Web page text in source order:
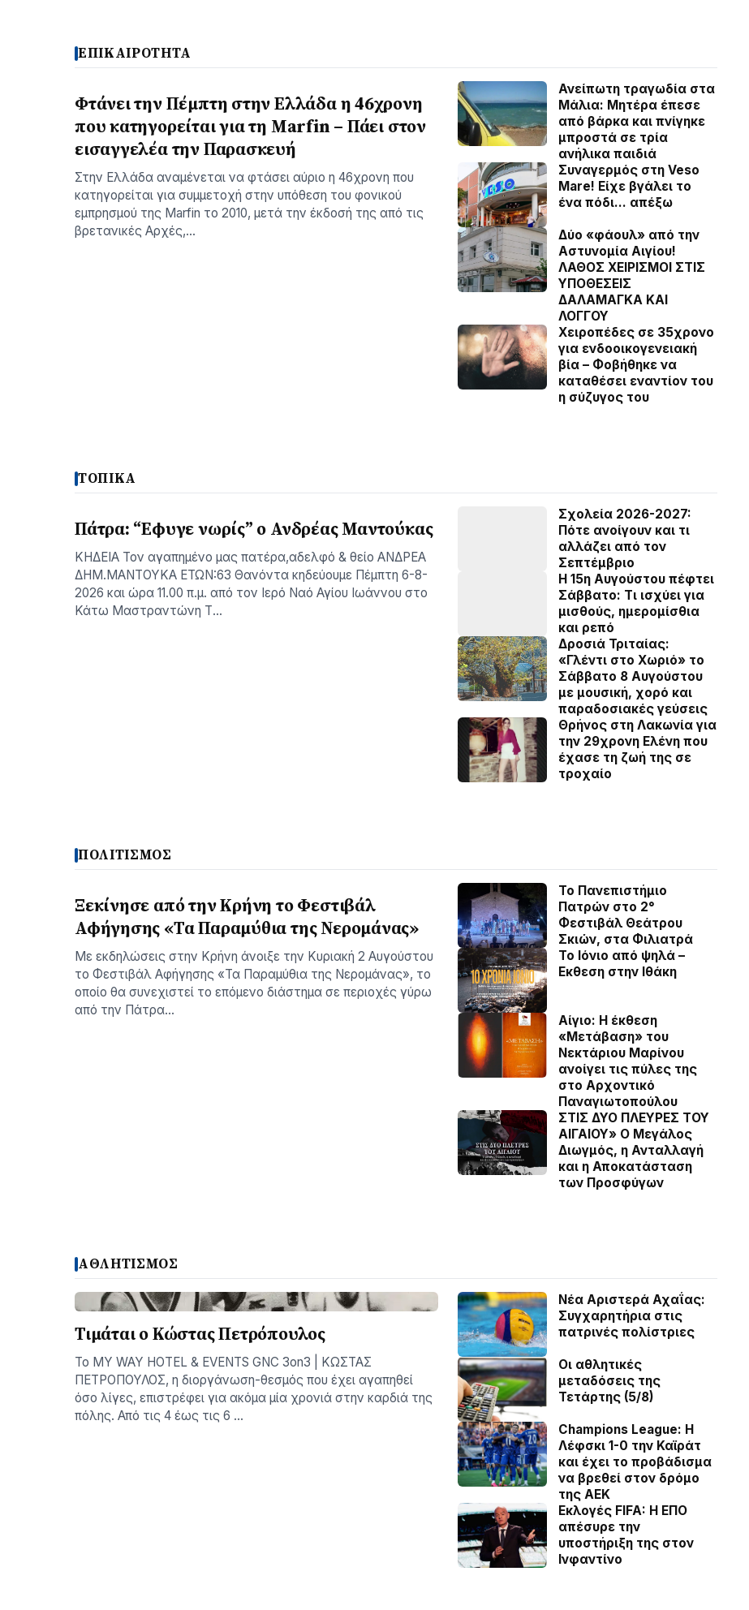
ΕΠΙΚΑΙΡΟΤΗΤΑ
Φτάνει την Πέμπτη στην Ελλάδα η 46χρονη
που κατηγορείται για τη Marfin – Πάει στον
εισαγγελέα την Παρασκευή
Στην Ελλάδα αναμένεται να φτάσει αύριο η 46χρονη που
κατηγορείται για συμμετοχή στην υπόθεση του φονικού
εμπρησμού της Marfin το 2010, μετά την έκδοσή της από τις
βρετανικές Αρχές,…
Ανείπωτη τραγωδία στα
Μάλια: Μητέρα έπεσε
από βάρκα και πνίγηκε
μπροστά σε τρία
ανήλικα παιδιά
Συναγερμός στη Veso
Mare! Είχε βγάλει το
ένα πόδι… απέξω
Δύο «φάουλ» από την
Αστυνομία Αιγίου!
ΛΑΘΟΣ ΧΕΙΡΙΣΜΟΙ ΣΤΙΣ
ΥΠΟΘΕΣΕΙΣ
ΔΑΛΑΜΑΓΚΑ ΚΑΙ
ΛΟΓΓΟΥ
Χειροπέδες σε 35χρονο
για ενδοοικογενειακή
βία – Φοβήθηκε να
καταθέσει εναντίον του
η σύζυγος του
ΤΟΠΙΚΑ
Πάτρα: “Εφυγε νωρίς” ο Ανδρέας Μαντούκας
ΚΗΔΕΙΑ Τον αγαπημένο μας πατέρα,αδελφό & θείο ΑΝΔΡΕΑ
ΔΗΜ.ΜΑΝΤΟΥΚΑ ΕΤΩΝ:63 Θανόντα κηδεύουμε Πέμπτη 6-8-
2026 και ώρα 11.00 π.μ. από τον Ιερό Ναό Αγίου Ιωάννου στο
Κάτω Μαστραντώνη Τ…
Σχολεία 2026-2027:
Πότε ανοίγουν και τι
αλλάζει από τον
Σεπτέμβριο
Η 15η Αυγούστου πέφτει
Σάββατο: Τι ισχύει για
μισθούς, ημερομίσθια
και ρεπό
Δροσιά Τριταίας:
«Γλέντι στο Χωριό» το
Σάββατο 8 Αυγούστου
με μουσική, χορό και
παραδοσιακές γεύσεις
Θρήνος στη Λακωνία για
την 29χρονη Ελένη που
έχασε τη ζωή της σε
τροχαίο
ΠΟΛΙΤΙΣΜΟΣ
Ξεκίνησε από την Κρήνη το Φεστιβάλ
Αφήγησης «Τα Παραμύθια της Νερομάνας»
Με εκδηλώσεις στην Κρήνη άνοιξε την Κυριακή 2 Αυγούστου
το Φεστιβάλ Αφήγησης «Τα Παραμύθια της Νερομάνας», το
οποίο θα συνεχιστεί το επόμενο διάστημα σε περιοχές γύρω
από την Πάτρα…
Το Πανεπιστήμιο
Πατρών στο 2°
Φεστιβάλ Θεάτρου
Σκιών, στα Φιλιατρά
Το Ιόνιο από ψηλά –
Eκθεση στην Ιθάκη
Αίγιο: Η έκθεση
«Μετάβαση» του
Νεκτάριου Μαρίνου
ανοίγει τις πύλες της
στο Αρχοντικό
Παναγιωτοπούλου
ΣΤΙΣ ΔΥΟ ΠΛΕΥΡΕΣ ΤΟΥ
ΑΙΓΑΙΟΥ» Ο Μεγάλος
Διωγμός, η Ανταλλαγή
και η Αποκατάσταση
των Προσφύγων
ΑΘΛΗΤΙΣΜΟΣ
Τιμάται ο Κώστας Πετρόπουλος
Το MY WAY HOTEL & EVENTS GNC 3on3 | ΚΩΣΤΑΣ
ΠΕΤΡΟΠΟΥΛΟΣ, η διοργάνωση-θεσμός που έχει αγαπηθεί
όσο λίγες, επιστρέφει για ακόμα μία χρονιά στην καρδιά της
πόλης. Από τις 4 έως τις 6 …
Νέα Αριστερά Αχαΐας:
Συγχαρητήρια στις
πατρινές πολίστριες
Οι αθλητικές
μεταδόσεις της
Τετάρτης (5/8)
Champions League: Η
Λέφσκι 1-0 την Καϊράτ
και έχει το προβάδισμα
να βρεθεί στον δρόμο
της ΑΕΚ
Εκλογές FIFA: Η ΕΠΟ
απέσυρε την
υποστήριξη της στον
Ινφαντίνο